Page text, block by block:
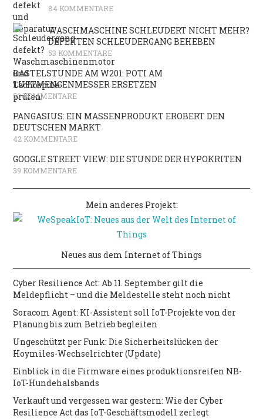
84 KOMMENTARE
WASCHMASCHINE SCHLEUDERT NICHT MEHR?
DEFEKTEN SCHLEUDERGANG BEHEBEN
53 KOMMENTARE
BASTELSTUNDE AM W201: POTI AM
LUFTMENGENMESSER ERSETZEN
50 KOMMENTARE
PANGASIUS: EIN MASSENPRODUKT EROBERT DEN
DEUTSCHEN MARKT
42 KOMMENTARE
GOOGLE STREET VIEW: DIE STUNDE DER HYPOKRITEN
39 KOMMENTARE
Mein anderes Projekt:
Neues aus dem Internet of Things
Cyber Resilience Act: Ab 11. September gilt die
Meldepflicht – und die Meldestelle steht noch nicht
Soracom Agent: KI-Assistent soll IoT-Projekte von der
Planung bis zum Betrieb begleiten
Ungeschützt per Funk: Die Sicherheitslücken der
Hoymiles-Wechselrichter (Update)
Einblick in die Firmware eines produktionsreifen NB-
IoT-Hundehalsbands
Verkauft und vergessen war gestern: Wie der Cyber
Resilience Act das IoT-Geschäftsmodell zerlegt